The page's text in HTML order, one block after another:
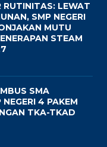
RUTINITAS: LEWAT
SMP NEGERI
MUTU
STEAM
SMA
4 PAKEM
TKA-TKAD